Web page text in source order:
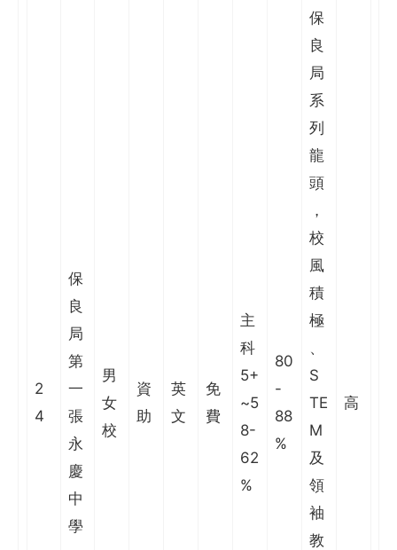
2
4
保
良
局
第
一
張
永
慶
中
學
男
女
校
資
助
英
文
免
費
主
科
5+
~5
8-
62
%
80
-
88
%
保
良
局
系
列
龍
頭
，
校
風
積
極
、
S
TE
M
及
領
袖
教
高